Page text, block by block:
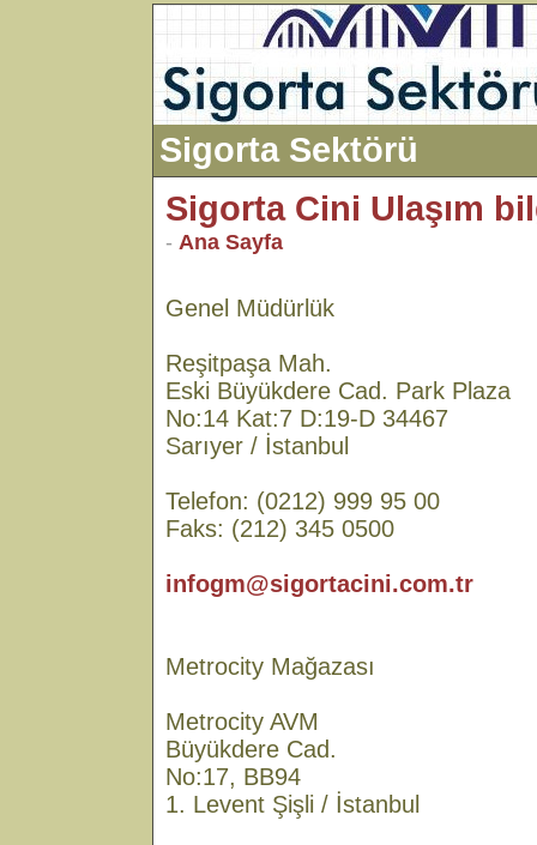
Sigorta Sektörü
Sigorta Cini Ulaşım
- Ana Sayfa
Genel Müdürlük
Reşitpaşa Mah.
Eski Büyükdere Cad. Park Plaza
No:14 Kat:7 D:19-D 34467
Sarıyer / İstanbul
Telefon: (0212) 999 95 00
Faks: (212) 345 0500
infogm@sigortacini.com.tr
Metrocity Mağazası
Metrocity AVM
Büyükdere Cad.
No:17, BB94
1. Levent Şişli / İstanbul